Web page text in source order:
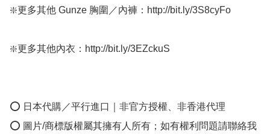
❇️更多其他 Gunze 胸圍／內褲：http://bit.ly/3S8cyFo
❇️更多其他內衣：http://bit.ly/3EZckuS
⭕ 日本代購／平行進口｜非官方授權、非香港代理
⭕ 圖片/商標版權屬其擁有人所有；如有權利問題請聯絡我